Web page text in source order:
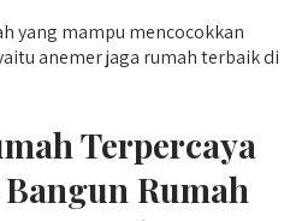
yang mampu mencocokkan
anemer jaga rumah terbaik di
Terpercaya
Rumah